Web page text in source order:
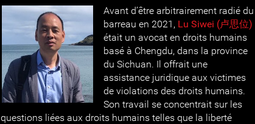
Avant d’être arbitrairement radié du
barreau en 2021, Lu Siwei (卢思位)
était un avocat en droits humains
basé à Chengdu, dans la province
du Sichuan. Il offrait une
assistance juridique aux victimes
de violations des droits humains.
Son travail se concentrait sur les
questions liées aux droits humains telles que la liberté